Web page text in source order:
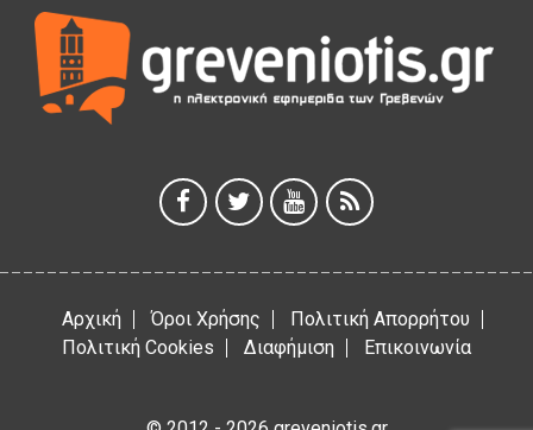
Θερινό Σινεμά στο πλαίσιο του «Πολιτιστικού
Καλοκαιριού 2026» με την βραβευμένη ταινία «Μικρές
Ανάσες».
5 Αυγούστου 2026
5 Αυγούστου 2026
Αρχική Όροι Χρήσης
Πολιτική Απορρήτου
Πολιτική Cookies
Διαφήμιση Επικοινωνία